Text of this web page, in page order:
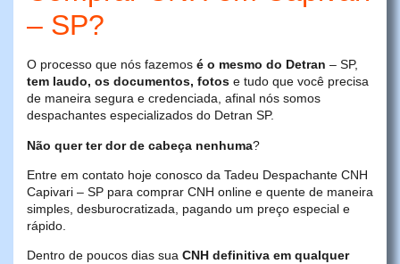
– SP?
O processo que nós fazemos é o mesmo do Detran – SP,
tem laudo, os documentos, fotos e tudo que você precisa
de maneira segura e credenciada, afinal nós somos
despachantes especializados do Detran SP.
Não quer ter dor de cabeça nenhuma?
Entre em contato hoje conosco da Tadeu Despachante CNH
Capivari – SP para comprar CNH online e quente de maneira
simples, desburocratizada, pagando um preço especial e
rápido.
Dentro de poucos dias sua CNH definitiva em qualquer